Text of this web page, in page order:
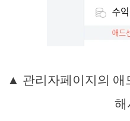
▲ 관리자페이지의 애